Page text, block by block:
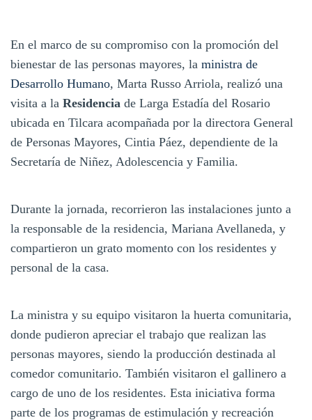
En el marco de su compromiso con la promoción del
bienestar de las personas mayores, la ministra de
Desarrollo Humano, Marta Russo Arriola, realizó una
visita a la Residencia de Larga Estadía del Rosario
ubicada en Tilcara acompañada por la directora General
de Personas Mayores, Cintia Páez, dependiente de la
Secretaría de Niñez, Adolescencia y Familia.
Durante la jornada, recorrieron las instalaciones junto a
la responsable de la residencia, Mariana Avellaneda, y
compartieron un grato momento con los residentes y
personal de la casa.
La ministra y su equipo visitaron la huerta comunitaria,
donde pudieron apreciar el trabajo que realizan las
personas mayores, siendo la producción destinada al
comedor comunitario. También visitaron el gallinero a
cargo de uno de los residentes. Esta iniciativa forma
parte de los programas de estimulación y recreación